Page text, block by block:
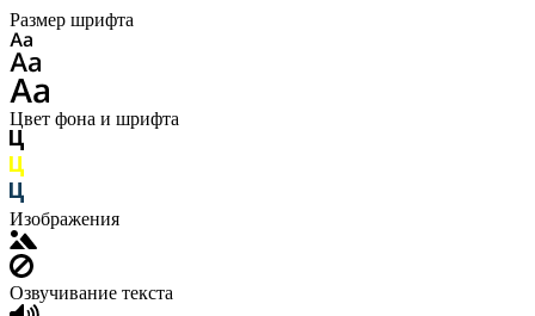
Размер шрифта
Цвет фона и шрифта
Изображения
Озвучивание текста